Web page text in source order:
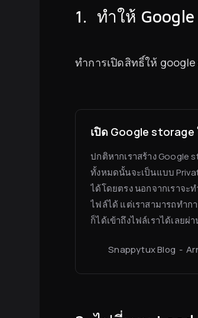
1. ทำให้
ทำการเปิดสิทธิ์ให้
เปิด Google storage
ปกติหากเราสร้าง Google
ทั้งหมดนั้นจะเป็นแบบ
ได้โดยตรง นอกจากเราจะท
ไฟล์ได้ แต่เราสามารถทำก
ก็ได้เข้าถึงไฟล์เราได้เลยผ่
Snappytux Blog